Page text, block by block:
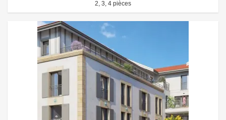
2, 3, 4 pièces